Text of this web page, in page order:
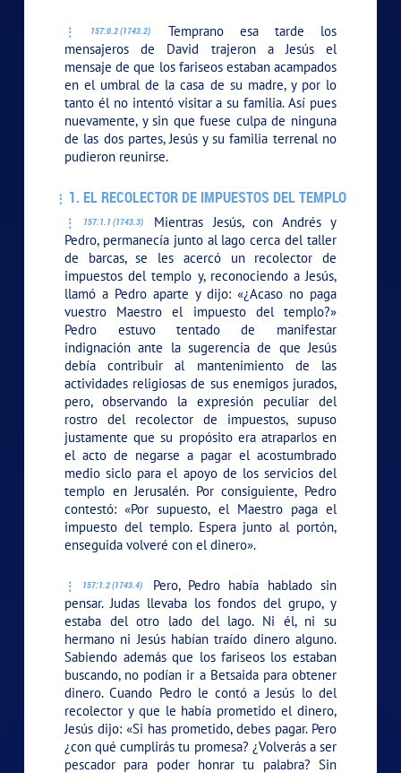
157:0.2 (1743.2)
Temprano esa tarde los
mensajeros de David trajeron a Jesús el
mensaje de que los fariseos estaban acampados
en el umbral de la casa de su madre, y por lo
tanto él no intentó visitar a su familia. Así pues
nuevamente, y sin que fuese culpa de ninguna
de las dos partes, Jesús y su familia terrenal no
pudieron reunirse.
1. EL RECOLECTOR DE IMPUESTOS DEL TEMPLO
157:1.1 (1743.3)
Mientras Jesús, con Andrés y
Pedro, permanecía junto al lago cerca del taller
de barcas, se les acercó un recolector de
impuestos del templo y, reconociendo a Jesús,
llamó a Pedro aparte y dijo: «¿Acaso no paga
vuestro Maestro el impuesto del templo?»
Pedro estuvo tentado de manifestar
indignación ante la sugerencia de que Jesús
debía contribuir al mantenimiento de las
actividades religiosas de sus enemigos jurados,
pero, observando la expresión peculiar del
rostro del recolector de impuestos, supuso
justamente que su propósito era atraparlos en
el acto de negarse a pagar el acostumbrado
medio siclo para el apoyo de los servicios del
templo en Jerusalén. Por consiguiente, Pedro
contestó: «Por supuesto, el Maestro paga el
impuesto del templo. Espera junto al portón,
enseguida volveré con el dinero».
157:1.2 (1743.4)
Pero, Pedro había hablado sin
pensar. Judas llevaba los fondos del grupo, y
estaba del otro lado del lago. Ni él, ni su
hermano ni Jesús habían traído dinero alguno.
Sabiendo además que los fariseos los estaban
buscando, no podían ir a Betsaida para obtener
dinero. Cuando Pedro le contó a Jesús lo del
recolector y que le había prometido el dinero,
Jesús dijo:«Si has prometido, debes pagar. Pero
¿con qué cumplirás tu promesa? ¿Volverás a ser
pescador para poder honrar tu palabra? Sin